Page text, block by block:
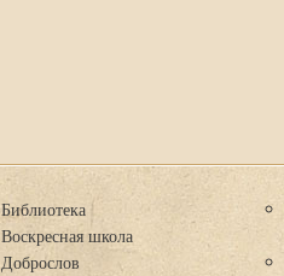
Библиотека
Воскресная школа
Доброслов